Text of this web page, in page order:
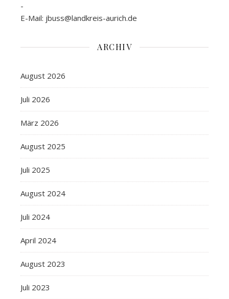
-
E-Mail: jbuss@landkreis-aurich.de
ARCHIV
August 2026
Juli 2026
März 2026
August 2025
Juli 2025
August 2024
Juli 2024
April 2024
August 2023
Juli 2023